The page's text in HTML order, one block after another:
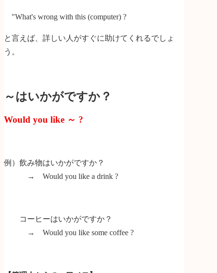
"What's wrong with this (computer) ?
と言えば、詳しい人がすぐに助けてくれるでしょ
う。
～はいかがですか？
Would you like ～ ?
例）飲み物はいかがですか？
→ Would you like a drink ?
コーヒーはいかがですか？
→ Would you like some coffee ?